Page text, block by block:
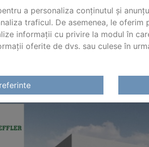
a personaliza conținutul și
traficul. De asemenea, le
informații cu privire la modul în
oferite de dvs. sau culese în